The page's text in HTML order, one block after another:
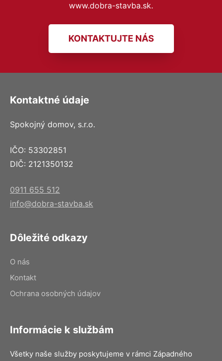
www.dobra-stavba.sk.
KONTAKTUJTE NÁS
Kontaktné údaje
Spokojný domov, s.r.o.
IČO: 53302851
DIČ: 2121350132
0911 655 512
info@dobra-stavba.sk
Dôležité odkazy
O nás
Kontakt
Ochrana osobných údajov
Informácie k službám
Všetky naše služby poskytujeme v rámci Západného